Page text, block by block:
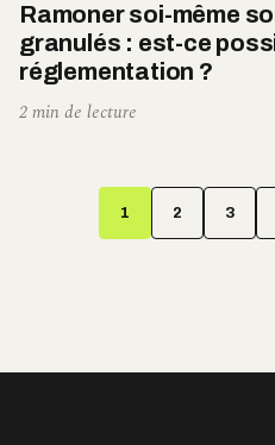
Ramoner soi-même
granulés : est-ce
réglementation ?
2 min de lecture
1 2 3